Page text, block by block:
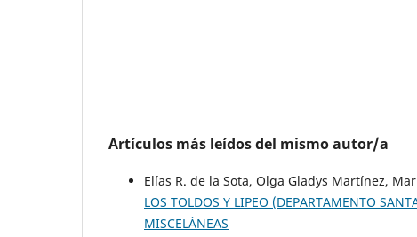
Artículos más leídos del mismo autor/a
Elías R. de la Sota, Olga Gladys Martínez,
LOS TOLDOS Y LIPEO (DEPARTAMENTO
MISCELÁNEAS